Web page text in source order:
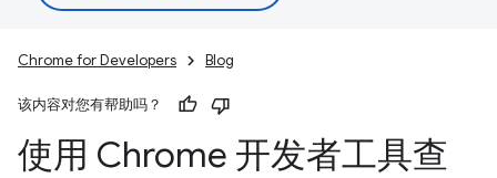
Chrome for Developers Blog
该内容对您有帮助吗？
使用 Chrome 开发者工具查